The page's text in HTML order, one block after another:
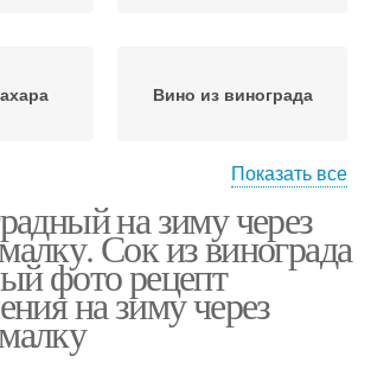
Вино из винограда
вина Сухое вино
Показать все
на зиму через
Сок из винограда
фото рецепт
на зиму через